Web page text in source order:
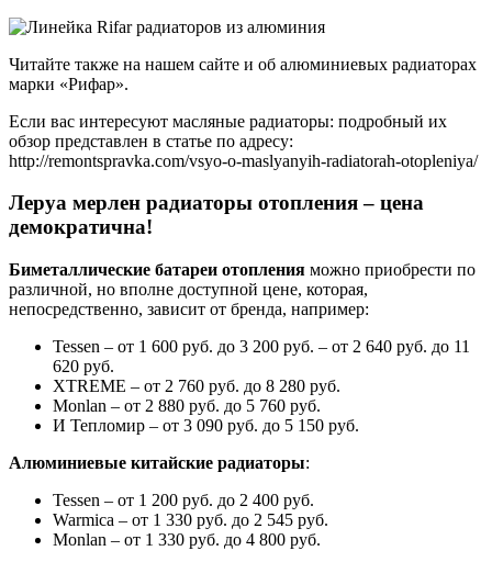
Читайте также на нашем сайте и об алюминиевых радиаторах
марки «Рифар».
Если вас интересуют масляные радиаторы: подробный их
обзор представлен в статье по адресу:
http://remontspravka.com/vsyo-o-maslyanyih-radiatorah-otopleniya/
Леруа мерлен радиаторы отопления – цена
демократична!
Биметаллические батареи отопления можно приобрести по
различной, но вполне доступной цене, которая,
непосредственно, зависит от бренда, например:
Tessen – от 1 600 руб. до 3 200 руб. – от 2 640 руб. до 11
620 руб.
XTREME – от 2 760 руб. до 8 280 руб.
Monlan – от 2 880 руб. до 5 760 руб.
И Тепломир – от 3 090 руб. до 5 150 руб.
Алюминиевые китайские радиаторы:
Tessen – от 1 200 руб. до 2 400 руб.
Warmica – от 1 330 руб. до 2 545 руб.
Monlan – от 1 330 руб. до 4 800 руб.